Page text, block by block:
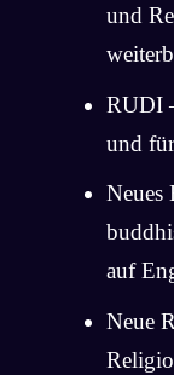
und
RUDI
und
Neues
auf
Neue